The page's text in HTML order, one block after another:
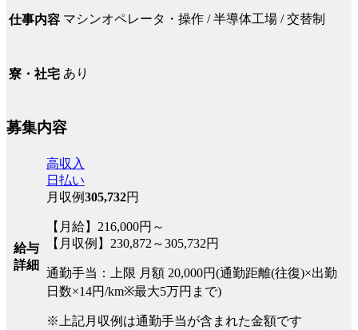
仕事内容 マシンオペレータ・操作 / 半導体工場 / 交替制
寮・社宅 あり
募集内容
給与
詳細
高収入
日払い
月収例305,732円
【月給】216,000円～
【月収例】230,872～305,732円
通勤手当：上限 月額 20,000円(通勤距離(往復)×出勤
日数×14円/km※最大5万円まで)
※上記月収例は通勤手当が含まれた金額です